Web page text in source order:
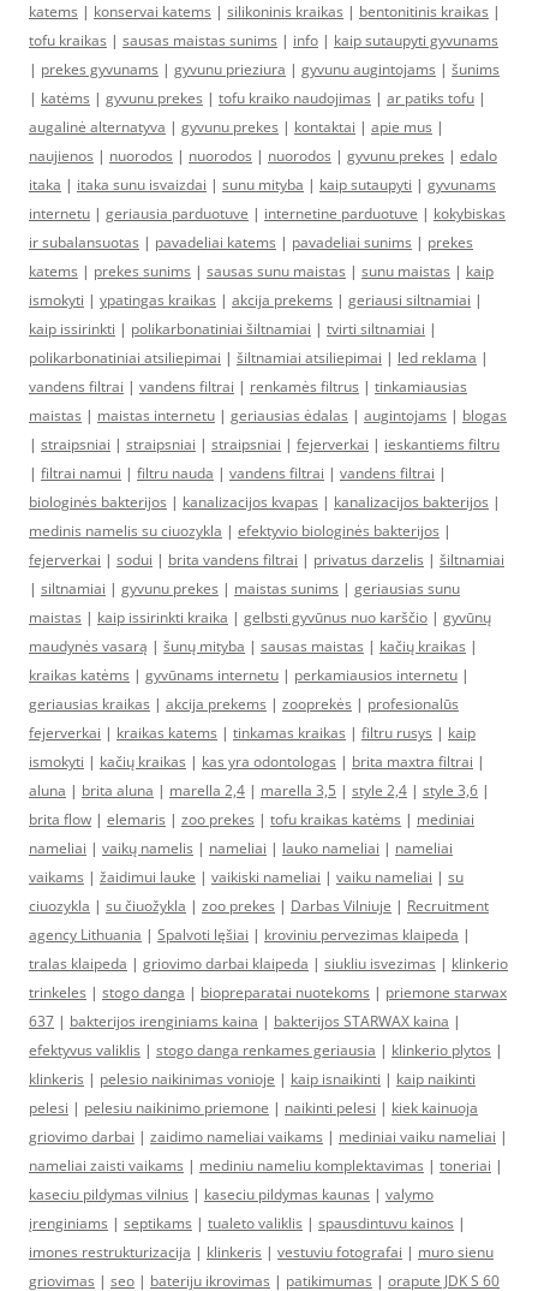
katems | konservai katems | silikoninis kraikas | bentonitinis kraikas |
tofu kraikas | sausas maistas sunims | info | kaip sutaupyti gyvunams
| prekes gyvunams | gyvunu prieziura | gyvunu augintojams | šunims
| katėms | gyvunu prekes | tofu kraiko naudojimas | ar patiks tofu |
augalinė alternatyva | gyvunu prekes | kontaktai | apie mus |
naujienos | nuorodos | nuorodos | nuorodos | gyvunu prekes | edalo
itaka | itaka sunu isvaizdai | sunu mityba | kaip sutaupyti | gyvunams
internetu | geriausia parduotuve | internetine parduotuve | kokybiskas
ir subalansuotas | pavadeliai katems | pavadeliai sunims | prekes
katems | prekes sunims | sausas sunu maistas | sunu maistas | kaip
ismokyti | ypatingas kraikas | akcija prekems | geriausi siltnamiai |
kaip issirinkti | polikarbonatiniai šiltnamiai | tvirti siltnamiai |
polikarbonatiniai atsiliepimai | šiltnamiai atsiliepimai | led reklama |
vandens filtrai | vandens filtrai | renkamės filtrus | tinkamiausias
maistas | maistas internetu | geriausias ėdalas | augintojams | blogas
| straipsniai | straipsniai | straipsniai | fejerverkai | ieskantiems filtru
| filtrai namui | filtru nauda | vandens filtrai | vandens filtrai |
biologinės bakterijos | kanalizacijos kvapas | kanalizacijos bakterijos |
medinis namelis su ciuozykla | efektyvio biologinės bakterijos |
fejerverkai | sodui | brita vandens filtrai | privatus darzelis | šiltnamiai
| siltnamiai | gyvunu prekes | maistas sunims | geriausias sunu
maistas | kaip issirinkti kraika | gelbsti gyvūnus nuo karščio | gyvūnų
maudynės vasarą | šunų mityba | sausas maistas | kačių kraikas |
kraikas katėms | gyvūnams internetu | perkamiausios internetu |
geriausias kraikas | akcija prekems | zooprekės | profesionalūs
fejerverkai | kraikas katems | tinkamas kraikas | filtru rusys | kaip
ismokyti | kačių kraikas | kas yra odontologas | brita maxtra filtrai |
aluna | brita aluna | marella 2,4 | marella 3,5 | style 2,4 | style 3,6 |
brita flow | elemaris | zoo prekes | tofu kraikas katėms | mediniai
nameliai | vaikų namelis | nameliai | lauko nameliai | nameliai
vaikams | žaidimui lauke | vaikiski nameliai | vaiku nameliai | su
ciuozykla | su čiuožykla | zoo prekes | Darbas Vilniuje | Recruitment
agency Lithuania | Spalvoti lęšiai | kroviniu pervezimas klaipeda |
tralas klaipeda | griovimo darbai klaipeda | siukliu isvezimas | klinkerio
trinkeles | stogo danga | biopreparatai nuotekoms | priemone starwax
637 | bakterijos irenginiams kaina | bakterijos STARWAX kaina |
efektyvus valiklis | stogo danga renkames geriausia | klinkerio plytos |
klinkeris | pelesio naikinimas vonioje | kaip isnaikinti | kaip naikinti
pelesi | pelesiu naikinimo priemone | naikinti pelesi | kiek kainuoja
griovimo darbai | zaidimo nameliai vaikams | mediniai vaiku nameliai |
nameliai zaisti vaikams | mediniu nameliu komplektavimas | toneriai |
kaseciu pildymas vilnius | kaseciu pildymas kaunas | valymo
įrenginiams | septikams | tualeto valiklis | spausdintuvu kainos |
imones restrukturizacija | klinkeris | vestuviu fotografai | muro sienu
griovimas | seo | bateriju ikrovimas | patikimumas | orapute JDK S 60